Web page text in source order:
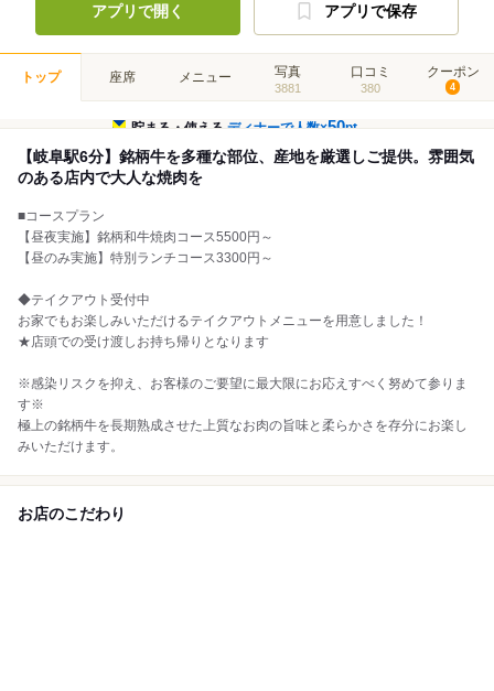
アプリで開く アプリで保存
トップ 座席 メニュー 写真
3881
口コミ
380
クーポン
4
貯まる・使えるディナーで人数×50pt
【岐阜駅6分】銘柄牛を多種な部位、産地を厳選しご提供。雰囲気
のある店内で大人な焼肉を
■コースプラン
【昼夜実施】銘柄和牛焼肉コース5500円～
【昼のみ実施】特別ランチコース3300円～
◆テイクアウト受付中
お家でもお楽しみいただけるテイクアウトメニューを用意しました！
★店頭での受け渡しお持ち帰りとなります
※感染リスクを抑え、お客様のご要望に最大限にお応えすべく努めて参りま
す※
極上の銘柄牛を長期熟成させた上質なお肉の旨味と柔らかさを存分にお楽し
みいただけます。
お店のこだわり